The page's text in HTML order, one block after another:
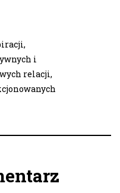
i
relacji,